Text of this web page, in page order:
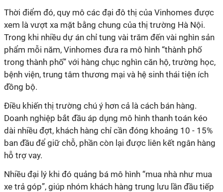
Thời điểm đó, quy mô các đại đô thị của Vinhomes được
xem là vượt xa mặt bằng chung của thị trường Hà Nội.
Trong khi nhiều dự án chỉ tung vài trăm đến vài nghìn sản
phẩm mỗi năm, Vinhomes đưa ra mô hình “thành phố
trong thành phố” với hàng chục nghìn căn hộ, trường học,
bệnh viện, trung tâm thương mại và hệ sinh thái tiện ích
đồng bộ.
Điều khiến thị trường chú ý hơn cả là cách bán hàng.
Doanh nghiệp bắt đầu áp dụng mô hình thanh toán kéo
dài nhiều đợt, khách hàng chỉ cần đóng khoảng 10 - 15%
ban đầu để giữ chỗ, phần còn lại được liên kết ngân hàng
hỗ trợ vay.
Nhiều đại lý khi đó quảng bá mô hình “mua nhà như mua
xe trả góp”, giúp nhóm khách hàng trung lưu lần đầu tiếp